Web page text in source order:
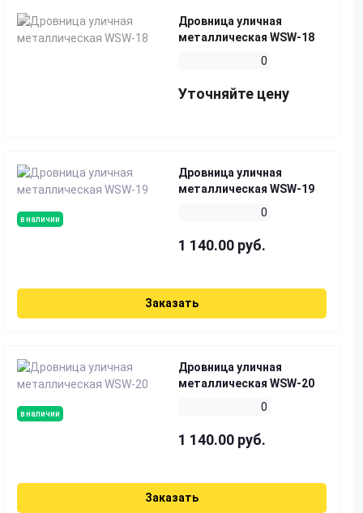
Дровница уличная
металлическая WSW-18
0
Уточняйте цену
в наличии
Дровница уличная
металлическая WSW-19
0
1 140.00 руб.
Заказать
в наличии
Дровница уличная
металлическая WSW-20
0
1 140.00 руб.
Заказать